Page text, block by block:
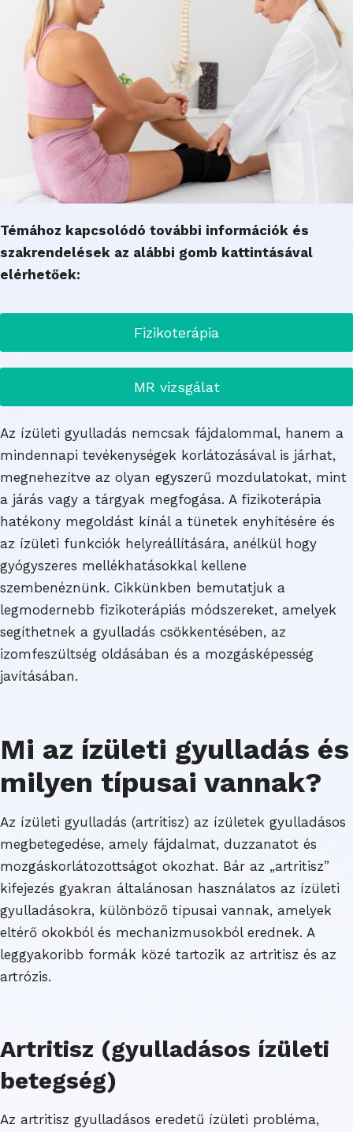
Témához kapcsolódó további információk és
szakrendelések az alábbi gomb kattintásával
elérhetőek:
Fizikoterápia
MR vizsgálat
Az ízületi gyulladás nemcsak fájdalommal, hanem a
mindennapi tevékenységek korlátozásával is járhat,
megnehezítve az olyan egyszerű mozdulatokat, mint
a járás vagy a tárgyak megfogása. A fizikoterápia
hatékony megoldást kínál a tünetek enyhítésére és
az ízületi funkciók helyreállítására, anélkül hogy
gyógyszeres mellékhatásokkal kellene
szembenéznünk. Cikkünkben bemutatjuk a
legmodernebb fizikoterápiás módszereket, amelyek
segíthetnek a gyulladás csökkentésében, az
izomfeszültség oldásában és a mozgásképesség
javításában.
Mi az ízületi gyulladás és
milyen típusai vannak?
Az ízületi gyulladás (artritisz) az ízületek gyulladásos
megbetegedése, amely fájdalmat, duzzanatot és
mozgáskorlátozottságot okozhat. Bár az „artritisz”
kifejezés gyakran általánosan használatos az ízületi
gyulladásokra, különböző típusai vannak, amelyek
eltérő okokból és mechanizmusokból erednek. A
leggyakoribb formák közé tartozik az artritisz és az
artrózis.
Artritisz (gyulladásos ízületi
betegség)
Az artritisz gyulladásos eredetű ízületi probléma,